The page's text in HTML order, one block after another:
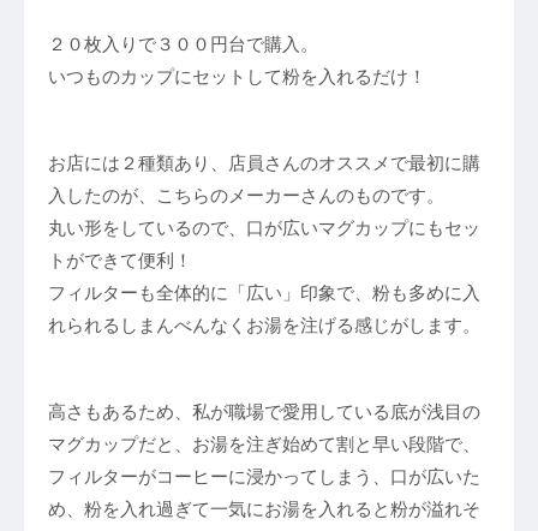
２０枚入りで３００円台で購入。
いつものカップにセットして粉を入れるだけ！
お店には２種類あり、店員さんのオススメで最初に購
入したのが、こちらのメーカーさんのものです。
丸い形をしているので、口が広いマグカップにもセッ
トができて便利！
フィルターも全体的に「広い」印象で、粉も多めに入
れられるしまんべんなくお湯を注げる感じがします。
高さもあるため、私が職場で愛用している底が浅目の
マグカップだと、お湯を注ぎ始めて割と早い段階で、
フィルターがコーヒーに浸かってしまう、口が広いた
め、粉を入れ過ぎて一気にお湯を入れると粉が溢れそ